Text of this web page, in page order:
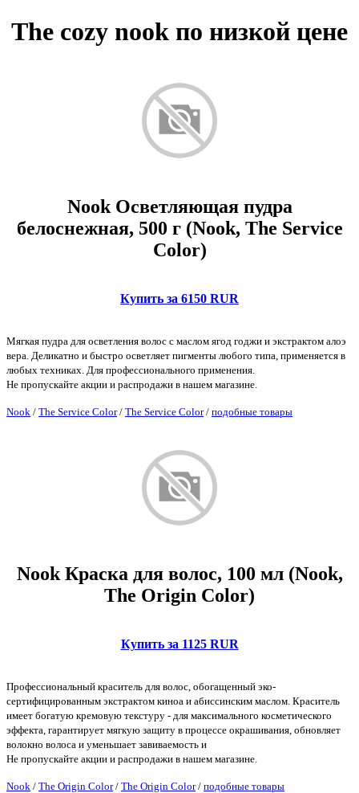
The cozy nook по низкой цене
Nook Осветляющая пудра
белоснежная, 500 г (Nook, The Service
Color)
Купить за 6150 RUR
Мягкая пудра для осветления волос с маслом ягод годжи и экстрактом алоэ
вера. Деликатно и быстро осветляет пигменты любого типа, применяется в
любых техниках. Для профессионального применения.
Не пропускайте акции и распродажи в нашем магазине.
Nook / The Service Color/ The Service Color/ подобные товары
Nook Краска для волос, 100 мл (Nook,
The Origin Color)
Купить за 1125 RUR
Профессиональный краситель для волос, обогащенный эко-
сертифицированным экстрактом киноа и абиссинским маслом. Краситель
имеет богатую кремовую текстуру - для максимального косметического
эффекта, гарантирует мягкую защиту в процессе окрашивания, обновляет
волокно волоса и уменьшает завиваемость и
Не пропускайте акции и распродажи в нашем магазине.
Nook / The Origin Color/ The Origin Color/ подобные товары